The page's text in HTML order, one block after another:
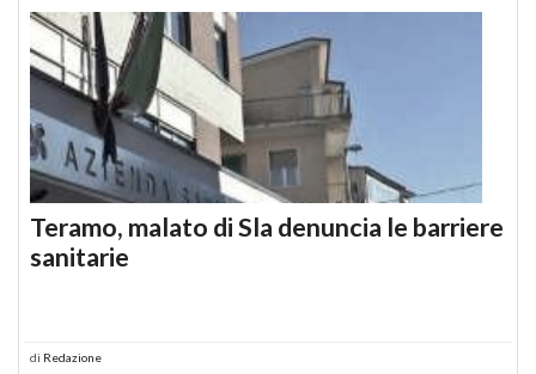
Teramo, malato di Sla denuncia le barriere
sanitarie
di Redazione